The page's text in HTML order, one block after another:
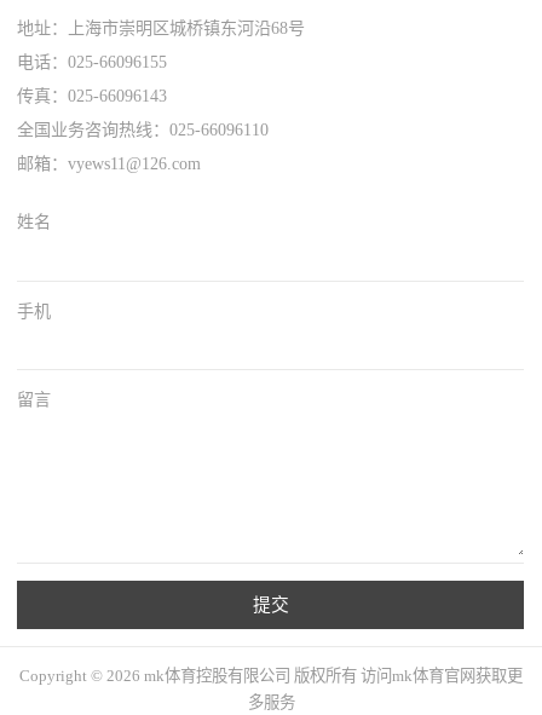
地址：上海市崇明区城桥镇东河沿68号
电话：025-66096155
传真：025-66096143
全国业务咨询热线：025-66096110
邮箱：vyews11@126.com
姓名
手机
留言
提交
Copyright © 2026 mk体育控股有限公司 版权所有 访问mk体育官网获取更
多服务